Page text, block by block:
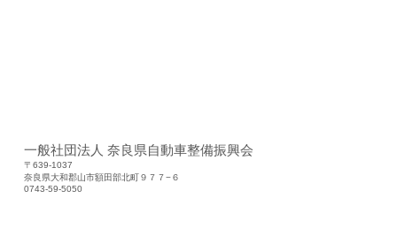
一般社団法人 奈良県自動車整備振興会
〒639-1037
奈良県大和郡山市額田部北町９７７−６
0743-59-5050